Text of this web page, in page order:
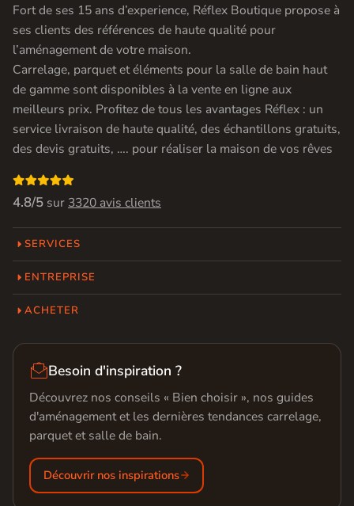
Fort de ses 15 ans d’experience, Réflex Boutique propose à
ses clients des références de haute qualité pour
l’aménagement de votre maison.
Carrelage, parquet et éléments pour la salle de bain haut
de gamme sont disponibles à la vente en ligne aux
meilleurs prix. Profitez de tous les avantages Réflex : un
service livraison de haute qualité, des échantillons gratuits,
des devis gratuits, …. pour réaliser la maison de vos rêves

4.8/5 sur 3320 avis clients
SERVICES
ENTREPRISE
ACHETER
Besoin d'inspiration ?
Découvrez nos conseils « Bien choisir », nos guides
d'aménagement et les dernières tendances carrelage,
parquet et salle de bain.
Découvrir nos inspirations